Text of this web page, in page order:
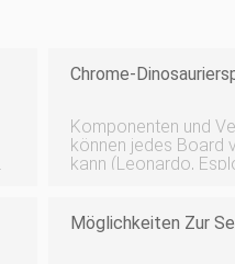
Chrome-
Komponenten und
können jedes Board
kann (Leonardo,
Möglichkeiten Zur